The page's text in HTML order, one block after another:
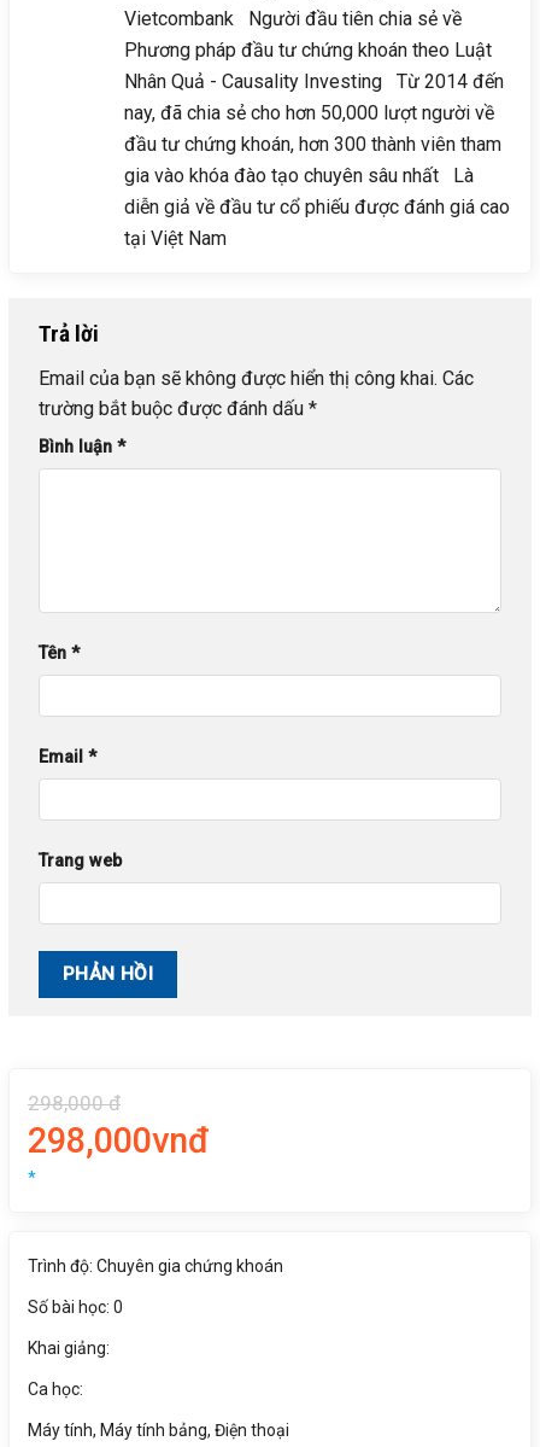
Vietcombank Người đầu tiên chia sẻ về
Phương pháp đầu tư chứng khoán theo Luật
Nhân Quả - Causality Investing Từ 2014 đến
nay, đã chia sẻ cho hơn 50,000 lượt người về
đầu tư chứng khoán, hơn 300 thành viên tham
gia vào khóa đào tạo chuyên sâu nhất Là
diễn giả về đầu tư cổ phiếu được đánh giá cao
tại Việt Nam
Trả lời
Email của bạn sẽ không được hiển thị công khai. Các
trường bắt buộc được đánh dấu *
Bình luận *
Tên *
Email *
Trang web
298,000 đ
298,000vnđ
*
Trình độ: Chuyên gia chứng khoán
Số bài học: 0
Khai giảng:
Ca học:
Máy tính, Máy tính bảng, Điện thoại